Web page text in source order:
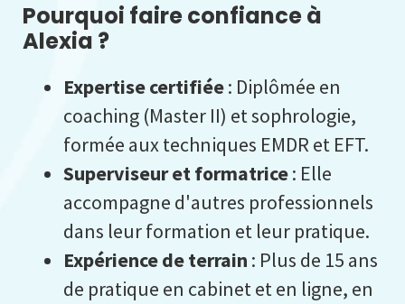
Pourquoi faire confiance à
Alexia ?
Expertise certifiée: Diplômée en
coaching (Master II) et sophrologie,
formée aux techniques EMDR et EFT.
Superviseur et formatrice: Elle
accompagne d'autres professionnels
dans leur formation et leur pratique.
Expérience de terrain : Plus de 15 ans
de pratique en cabinet et en ligne, en